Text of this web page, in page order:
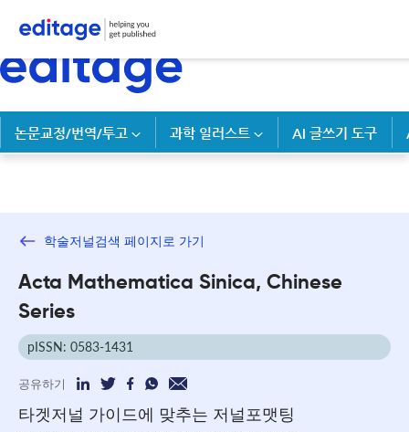
논문교정/번역/투고 과학 일러스트 AI 글쓰기 도구
학술저널검색 페이지로 가기
Acta Mathematica Sinica, Chinese
Series
pISSN: 0583-1431
공유하기
타겟저널 가이드에 맞추는 저널포맷팅